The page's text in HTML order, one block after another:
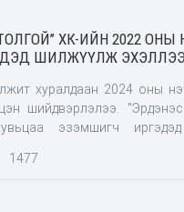
ХК-ИЙН 2022
ШИЛЖҮҮЛЖ
хуралдаан 2024 оны
шийдвэрлэлээ.
эзэмшигч
гаргахаар
хүрээнд
1477